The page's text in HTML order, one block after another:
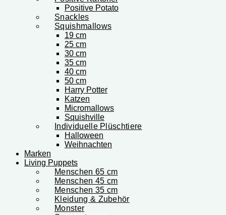
Positive Potato
Snackles
Squishmallows
19 cm
25 cm
30 cm
35 cm
40 cm
50 cm
Harry Potter
Katzen
Micromallows
Squishville
Individuelle Plüschtiere
Halloween
Weihnachten
Marken
Living Puppets
Menschen 65 cm
Menschen 45 cm
Menschen 35 cm
Kleidung & Zubehör
Monster